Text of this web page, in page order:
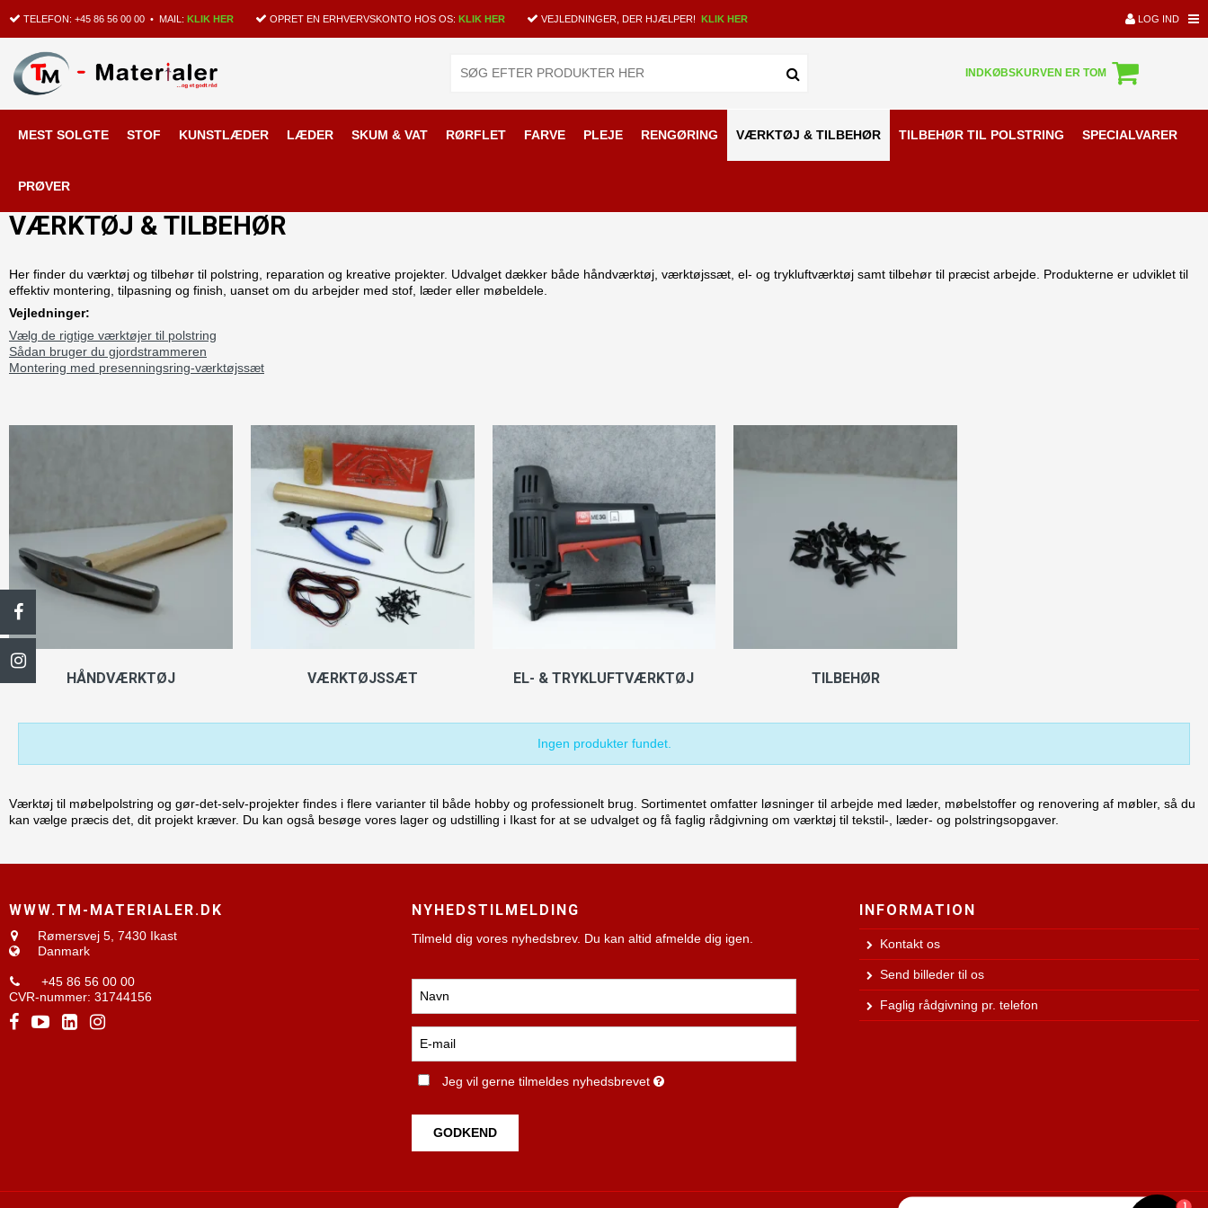
TELEFON: +45 86 56 00 00 • MAIL: KLIK HER OPRET EN ERHVERVSKONTO HOS OS: KLIK HER VEJLEDNINGER, DER HJÆLPER! KLIK HER LOG IND
INDKØBSKURVEN ER TOM
MEST SOLGTE STOF KUNSTLÆDER LÆDER SKUM & VAT RØRFLET FARVE PLEJE RENGØRING VÆRKTØJ & TILBEHØR TILBEHØR TIL POLSTRING SPECIALVARER
PRØVER
Forside / Shop
VÆRKTØJ & TILBEHØR
Her finder du værktøj og tilbehør til polstring, reparation og kreative projekter. Udvalget dækker både håndværktøj, værktøjssæt, el- og trykluftværktøj samt tilbehør til præcist arbejde. Produkterne er udviklet til
effektiv montering, tilpasning og finish, uanset om du arbejder med stof, læder eller møbeldele.
Vejledninger:
Vælg de rigtige værktøjer til polstring
Sådan bruger du gjordstrammeren
Montering med presenningsring-værktøjssæt
HÅNDVÆRKTØJ VÆRKTØJSSÆT EL- & TRYKLUFTVÆRKTØJ TILBEHØR
Ingen produkter fundet.
Værktøj til møbelpolstring og gør-det-selv-projekter findes i flere varianter til både hobby og professionelt brug. Sortimentet omfatter løsninger til arbejde med læder, møbelstoffer og renovering af møbler, så du
kan vælge præcis det, dit projekt kræver. Du kan også besøge vores lager og udstilling i Ikast for at se udvalget og få faglig rådgivning om værktøj til tekstil-, læder- og polstringsopgaver.
WWW.TM-MATERIALER.DK
Rømersvej 5, 7430 Ikast
Danmark
+45 86 56 00 00
CVR-nummer: 31744156
NYHEDSTILMELDING
Tilmeld dig vores nyhedsbrev. Du kan altid afmelde dig igen.
Jeg vil gerne tilmeldes nyhedsbrevet
GODKEND
INFORMATION
Kontakt os
Send billeder til os
Faglig rådgivning pr. telefon